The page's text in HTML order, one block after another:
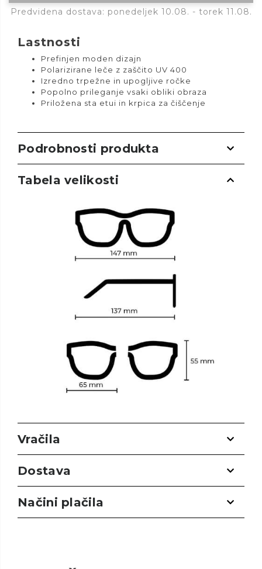
Predvidena dostava: ponedeljek 10.08. - torek 11.08.
Lastnosti
Prefinjen moden dizajn
Polarizirane leče z zaščito UV 400
Izredno trpežne in upogljive ročke
Popolno prileganje vsaki obliki obraza
Priložena sta etui in krpica za čiščenje
Podrobnosti produkta
Tabela velikosti
Vračila
Dostava
Načini plačila